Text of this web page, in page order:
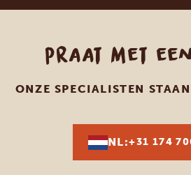
Praat met
ONZE SPECIALISTEN
NL:+31 174